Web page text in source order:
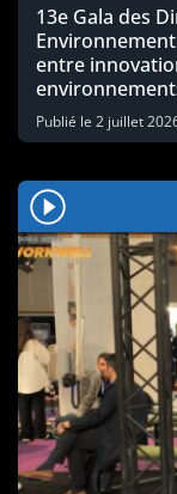
13e Gala des
entre
Publié le 2 juillet